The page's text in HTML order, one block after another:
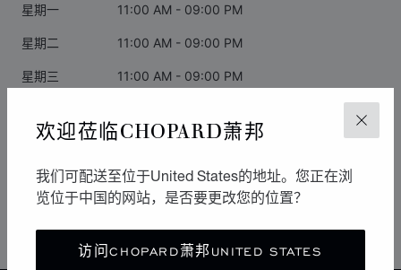
关闭
欢迎莅临CHOPARD萧邦
我们可配送至位于United States的地址。您正在浏
览位于中国的网站，是否要更改您的位置？
访问CHOPARD萧邦UNITED STATES
星期一 11:00 AM - 09:00 PM
星期二 11:00 AM - 09:00 PM
星期三 11:00 AM - 09:00 PM
星期五 11:00 AM - 09:00 PM
星期六 11:00 AM - 09:00 PM
星期日 11:00 AM - 09:00 PM